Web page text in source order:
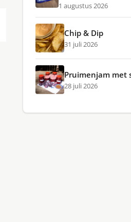
1 augustus 2026
Chip & Dip
31 juli 2026
Pruimenjam met
28 juli 2026